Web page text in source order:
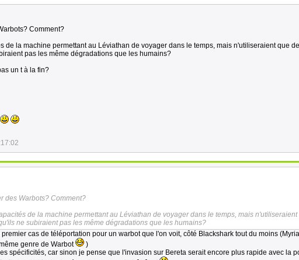
Comment?
de la machine permettant au Léviathan de voyager dans le temps, mais n'utiliseraient que
pas les même dégradations que les humains?
un t à la fin?
des Warbots? Comment?
de la machine permettant au Léviathan de voyager dans le temps, mais n'utiliseraient
ne subiraient pas les même dégradations que les humains?
premier cas de téléportation pour un warbot que l'on voit, côté Blackshark tout du moins
genre de Warbot
)
spécificités, car sinon je pense que l'invasion sur Bereta serait encore plus rapide avec la